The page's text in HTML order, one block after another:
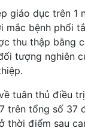
giáo dục trên 1
bệnh phổi
thu thập bằng
tượng nghiên
tuân thủ điều
tổng số 37
thời điểm sau